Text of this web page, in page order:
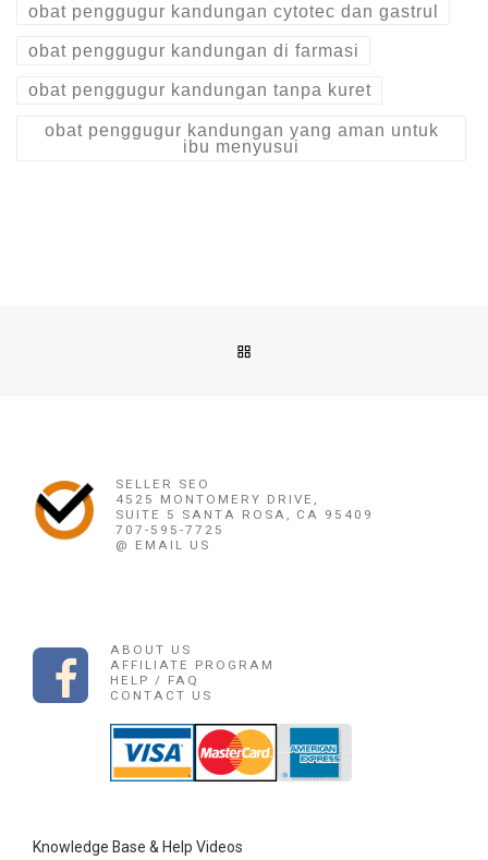
obat penggugur kandungan cytotec dan gastrul
obat penggugur kandungan di farmasi
obat penggugur kandungan tanpa kuret
obat penggugur kandungan yang aman untuk
ibu menyusui
SELLER SEO
4525 MONTOMERY DRIVE,
SUITE 5 SANTA ROSA, CA 95409
707-595-7725
@ EMAIL US
ABOUT US
AFFILIATE PROGRAM
HELP / FAQ
CONTACT US
Knowledge Base & Help Videos